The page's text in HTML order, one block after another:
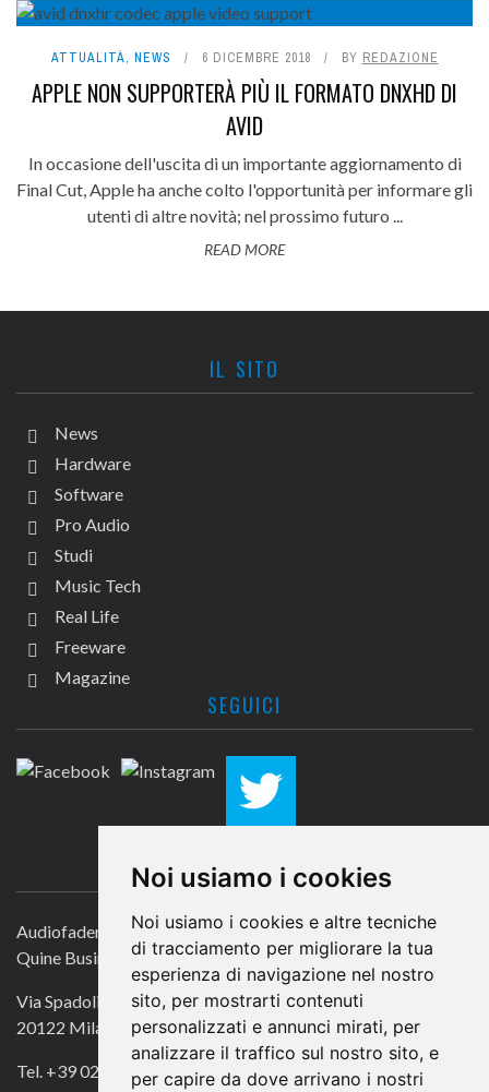
Noi usiamo i cookies
Noi usiamo i cookies e altre tecniche
di tracciamento per migliorare la tua
esperienza di navigazione nel nostro
sito, per mostrarti contenuti
personalizzati e annunci mirati, per
analizzare il traffico sul nostro sito, e
per capire da dove arrivano i nostri
ATTUALITÀ, NEWS 6 DICEMBRE 2018 BY REDAZIONE
APPLE NON SUPPORTERÀ PIÙ IL FORMATO DNXHD DI
AVID
In occasione dell'uscita di un importante aggiornamento di
Final Cut, Apple ha anche colto l'opportunità per informare gli
utenti di altre novità; nel prossimo futuro ...
READ MORE
IL SITO
News
Hardware
Software
Pro Audio
Studi
Music Tech
Real Life
Freeware
Magazine
SEGUICI
CONTATTACI
Audiofader.com
Quine Business Publisher
Via Spadolini 7
20122 Milano
Tel. +39 02 49756990